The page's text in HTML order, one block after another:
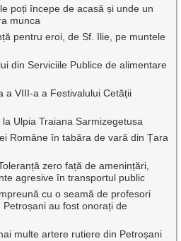
poți începe de acasă și unde un
munca
pentru eroi, de Sf. Ilie, pe muntele
din Serviciile Publice de alimentare
a VIII-a a Festivalului Cetății
Ulpia Traiana Sarmizegetusa
Române în tabăra de vară din Țara
zero față de amenințări,
agresive în transportul public
cu o seamă de profesori
au fost onorați de
multe artere rutiere din Petroșani